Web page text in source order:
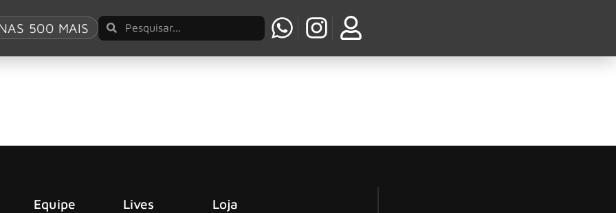
500 MAIS Party”
Equipe Lives Loja